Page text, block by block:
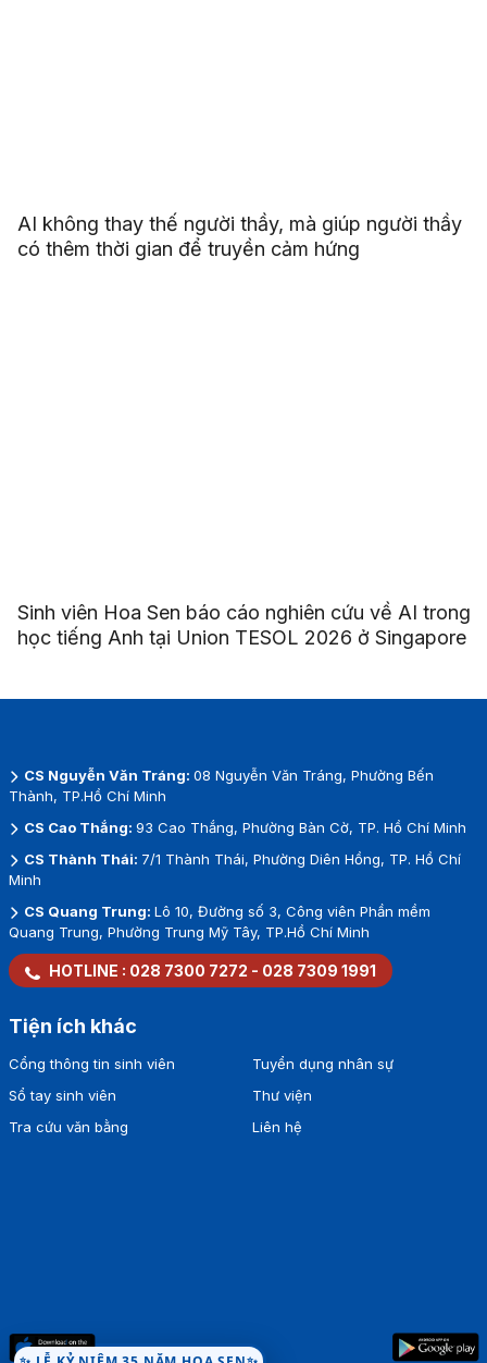
AI không thay thế người thầy, mà giúp người thầy
có thêm thời gian để truyền cảm hứng
Sinh viên Hoa Sen báo cáo nghiên cứu về AI trong
học tiếng Anh tại Union TESOL 2026 ở Singapore
CS Nguyễn Văn Tráng: 08 Nguyễn Văn Tráng, Phường Bến
Thành, TP.Hồ Chí Minh
CS Cao Thắng: 93 Cao Thắng, Phường Bàn Cờ, TP. Hồ Chí Minh
CS Thành Thái: 7/1 Thành Thái, Phường Diên Hồng, TP. Hồ Chí
Minh
CS Quang Trung: Lô 10, Đường số 3, Công viên Phần mềm
Quang Trung, Phường Trung Mỹ Tây, TP.Hồ Chí Minh
HOTLINE : 028 7300 7272 - 028 7309 1991
Tiện ích khác
Cổng thông tin sinh viên
Sổ tay sinh viên
Tra cứu văn bằng
Tuyển dụng nhân sự
Thư viện
Liên hệ